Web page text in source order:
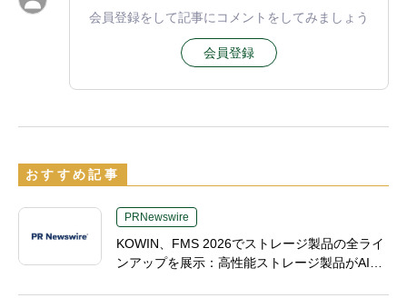
会員登録をして記事にコメントをしてみましょう
会員登録
おすすめ記事
PRNewswire
KOWIN、FMS 2026でストレージ製品の全ライ
ンアップを展示：高性能ストレージ製品がAI分